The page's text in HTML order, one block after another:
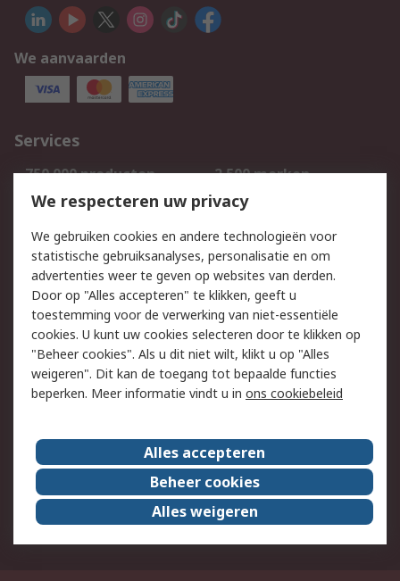
We aanvaarden
Services
750.000 producten
2.500 merken
Bestellen
Inkoopoplossingen
Track & Trace
Wettelijk
Cookiebeleid
Email veiligheid
Privacybeleid
Websitevoorwaarden
Algemene
verkoopvoorwaarden
Over RS
RS Group
Over ons
RS wereldwijd
Werken bij RS
ESG
We respecteren uw privacy
We gebruiken cookies en andere technologieën voor
statistische gebruiksanalyses, personalisatie en om
advertenties weer te geven op websites van derden.
Door op "Alles accepteren" te klikken, geeft u
toestemming voor de verwerking van niet-essentiële
cookies. U kunt uw cookies selecteren door te klikken op
"Beheer cookies". Als u dit niet wilt, klikt u op "Alles
weigeren". Dit kan de toegang tot bepaalde functies
beperken. Meer informatie vindt u in ons cookiebeleid
Alles accepteren
Beheer cookies
Alles weigeren